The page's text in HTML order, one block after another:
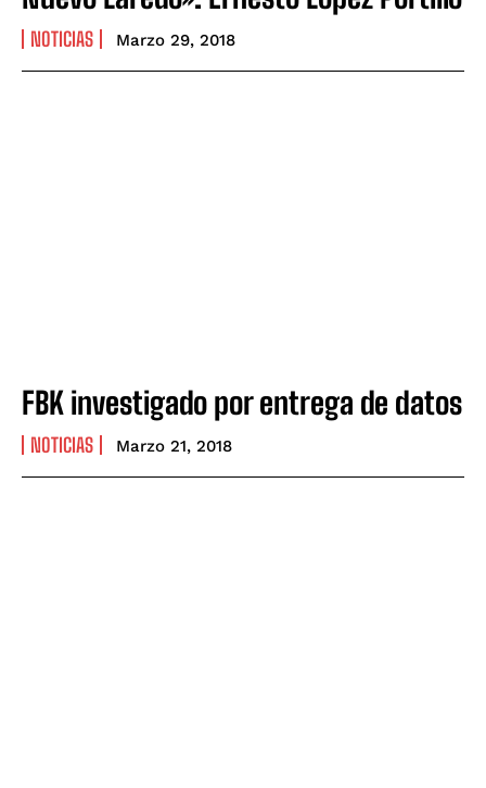
NOTICIAS Marzo 29, 2018
FBK investigado por entrega de datos
NOTICIAS Marzo 21, 2018